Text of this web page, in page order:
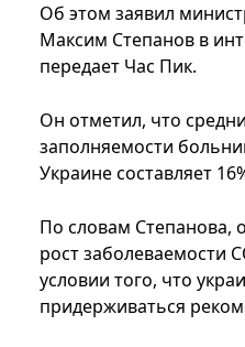
Об этом заявил
Максим Степанов в
передает Час Пик.
Он отметил, что
заполняемости
Украине составляет
По словам Степанова,
рост заболеваемости
условии того, что
придерживаться